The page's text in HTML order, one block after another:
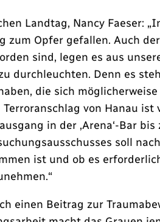
Landtag, Nancy Faeser:
Opfer gefallen. Auch
sind, legen es aus
durchleuchten. Denn es
die sich
von Hanau
in der ‚Arena‘-Bar
soll
ist und ob es
einen Beitrag zur